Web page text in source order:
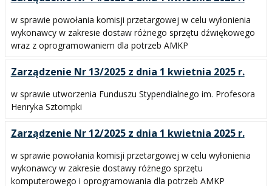
w sprawie powołania komisji przetargowej w celu wyłonienia
wykonawcy w zakresie dostaw różnego sprzętu dźwiękowego
wraz z oprogramowaniem dla potrzeb AMKP
Zarządzenie Nr 13/2025 z dnia 1 kwietnia 2025 r.
w sprawie utworzenia Funduszu Stypendialnego im. Profesora
Henryka Sztompki
Zarządzenie Nr 12/2025 z dnia 1 kwietnia 2025 r.
w sprawie powołania komisji przetargowej w celu wyłonienia
wykonawcy w zakresie dostawy różnego sprzętu
komputerowego i oprogramowania dla potrzeb AMKP